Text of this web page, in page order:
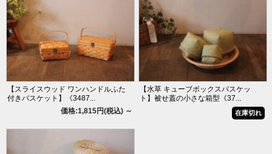
【スライスウッド ワンハンドルふた
付きバスケット】《3487...
価格:1,815円(税込) ～
【水草 キューブボックスバスケッ
ト】被せ蓋の小さな箱型《37...
在庫切れ